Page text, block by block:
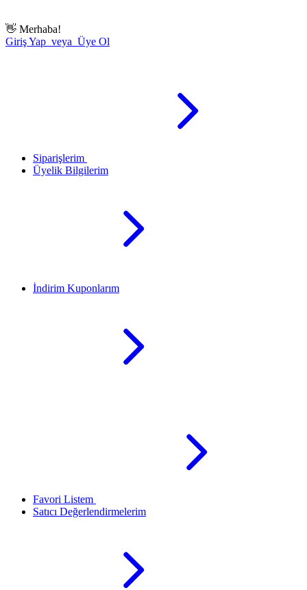
👋 Merhaba!
Giriş Yap veya Üye Ol
Siparişlerim
Üyelik Bilgilerim
İndirim Kuponlarım
Favori Listem
Satıcı Değerlendirmelerim